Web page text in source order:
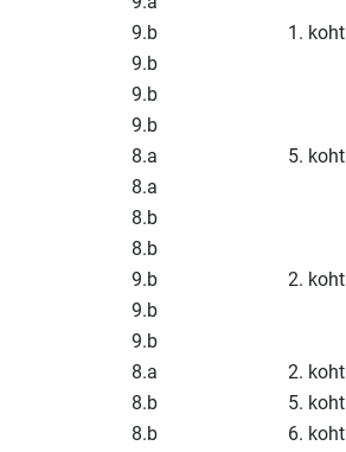
9.b 1. koht
9.b
9.b
9.b
8.a 5. koht
8.a
8.b
8.b
9.b 2. koht
9.b
9.b
8.a 2. koht
8.b 5. koht
8.b 6. koht